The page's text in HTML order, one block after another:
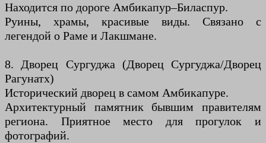
Находится по дороге Амбикапур–Биласпур.
Руины, храмы, красивые виды. Связано с
легендой о Раме и Лакшмане.
8. Дворец Сургуджа (Дворец Сургуджа/Дворец
Рагунатх)
Исторический дворец в самом Амбикапуре.
Архитектурный памятник бывшим правителям
региона. Приятное место для прогулок и
фотографий.